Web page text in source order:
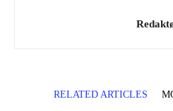
RELATED ARTICLES